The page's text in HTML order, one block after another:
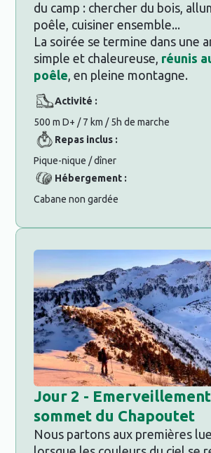
du camp : chercher du bois,
poêle, cuisiner ensemble...
La soirée se termine dans une
simple et chaleureuse, réunis
poêle, en pleine montagne.
Activité :
500 m D+ / 7 km / 5h de marche
Repas inclus :
Pique-nique / dîner
Hébergement :
Cabane non gardée
Jour 2 -
sommet du Chapoutet
Nous partons aux premières